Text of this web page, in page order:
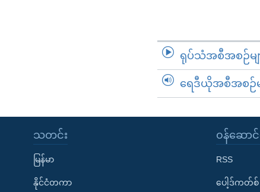
ရုပ်သံအစီအစဉ်မျ
ရေဒီယိုအစီအစဉ်မ
သတင်း
မြန်မာ
နိုင်ငံတကာ
၀န်ဆောင်
RSS
ပေါ့ဒ်ကတ်စ်